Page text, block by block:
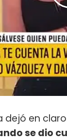
dejó en
se dio